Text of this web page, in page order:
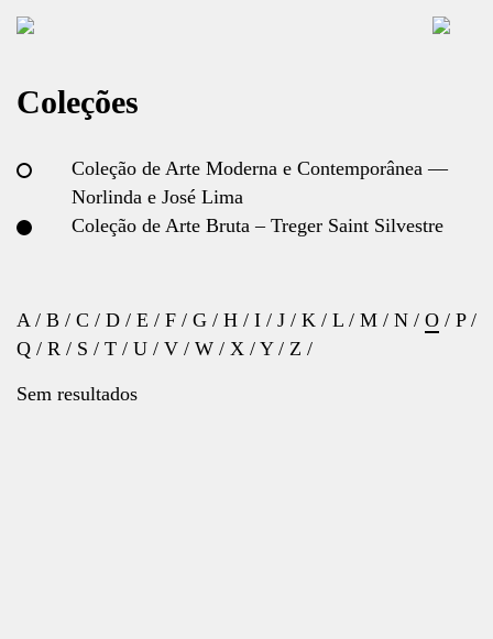
Coleções
Coleção de Arte Moderna e Contemporânea —
Norlinda e José Lima
Coleção de Arte Bruta – Treger Saint Silvestre
A/ B / C / D / E / F / G / H / I / J / K / L / M / N / O / P/
Q / R / S / T / U / V / W / X / Y/ Z /
Sem resultados